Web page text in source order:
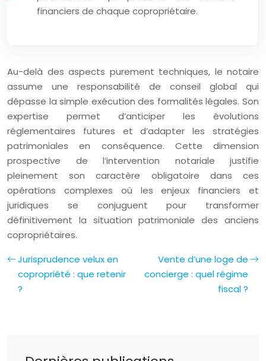
financiers de chaque copropriétaire.
Au-delà des aspects purement techniques, le notaire
assume une responsabilité de conseil global qui
dépasse la simple exécution des formalités légales. Son
expertise permet d’anticiper les évolutions
réglementaires futures et d’adapter les stratégies
patrimoniales en conséquence. Cette dimension
prospective de l’intervention notariale justifie
pleinement son caractère obligatoire dans ces
opérations complexes où les enjeux financiers et
juridiques se conjuguent pour transformer
définitivement la situation patrimoniale des anciens
copropriétaires.
Jurisprudence velux en
copropriété : que retenir
?
Vente d’une loge de
concierge : quel régime
fiscal ?